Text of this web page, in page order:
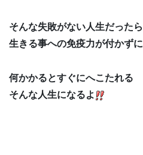
そんな失敗がない人生だったら
生きる事への免疫力が付かずに
何かかるとすぐにへこたれる
そんな人生になるよ